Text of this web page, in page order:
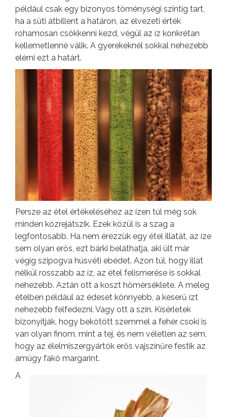
például csak egy bizonyos töménységi szintig tart,
ha a süti átbillent a határon, az élvezeti érték
rohamosan csökkenni kezd, végül az íz konkrétan
kellemetlenné válik. A gyerekeknél sokkal nehezebb
elérni ezt a határt.
Persze az étel értékeléséhez az ízen túl még sok
minden közrejátszik. Ezek közül is a szag a
legfontosabb. Ha nem érezzük egy étel illatát, az íze
sem olyan erős, ezt bárki beláthatja, aki ült már
végig szipogva húsvéti ebédet. Azon túl, hogy illat
nélkül rosszabb az íz, az étel felismerése is sokkal
nehezebb. Aztán ott a koszt hőmérséklete. A meleg
ételben például az édeset könnyebb, a keserű ízt
nehezebb felfedezni. Vagy ott a szín. Kísérletek
bizonyítják, hogy bekötött szemmel a fehér csoki is
van olyan finom, mint a tej, és nem véletlen az sem,
hogy az élelmiszergyártók erős vajszínűre festik az
amúgy fakó margarint.
A